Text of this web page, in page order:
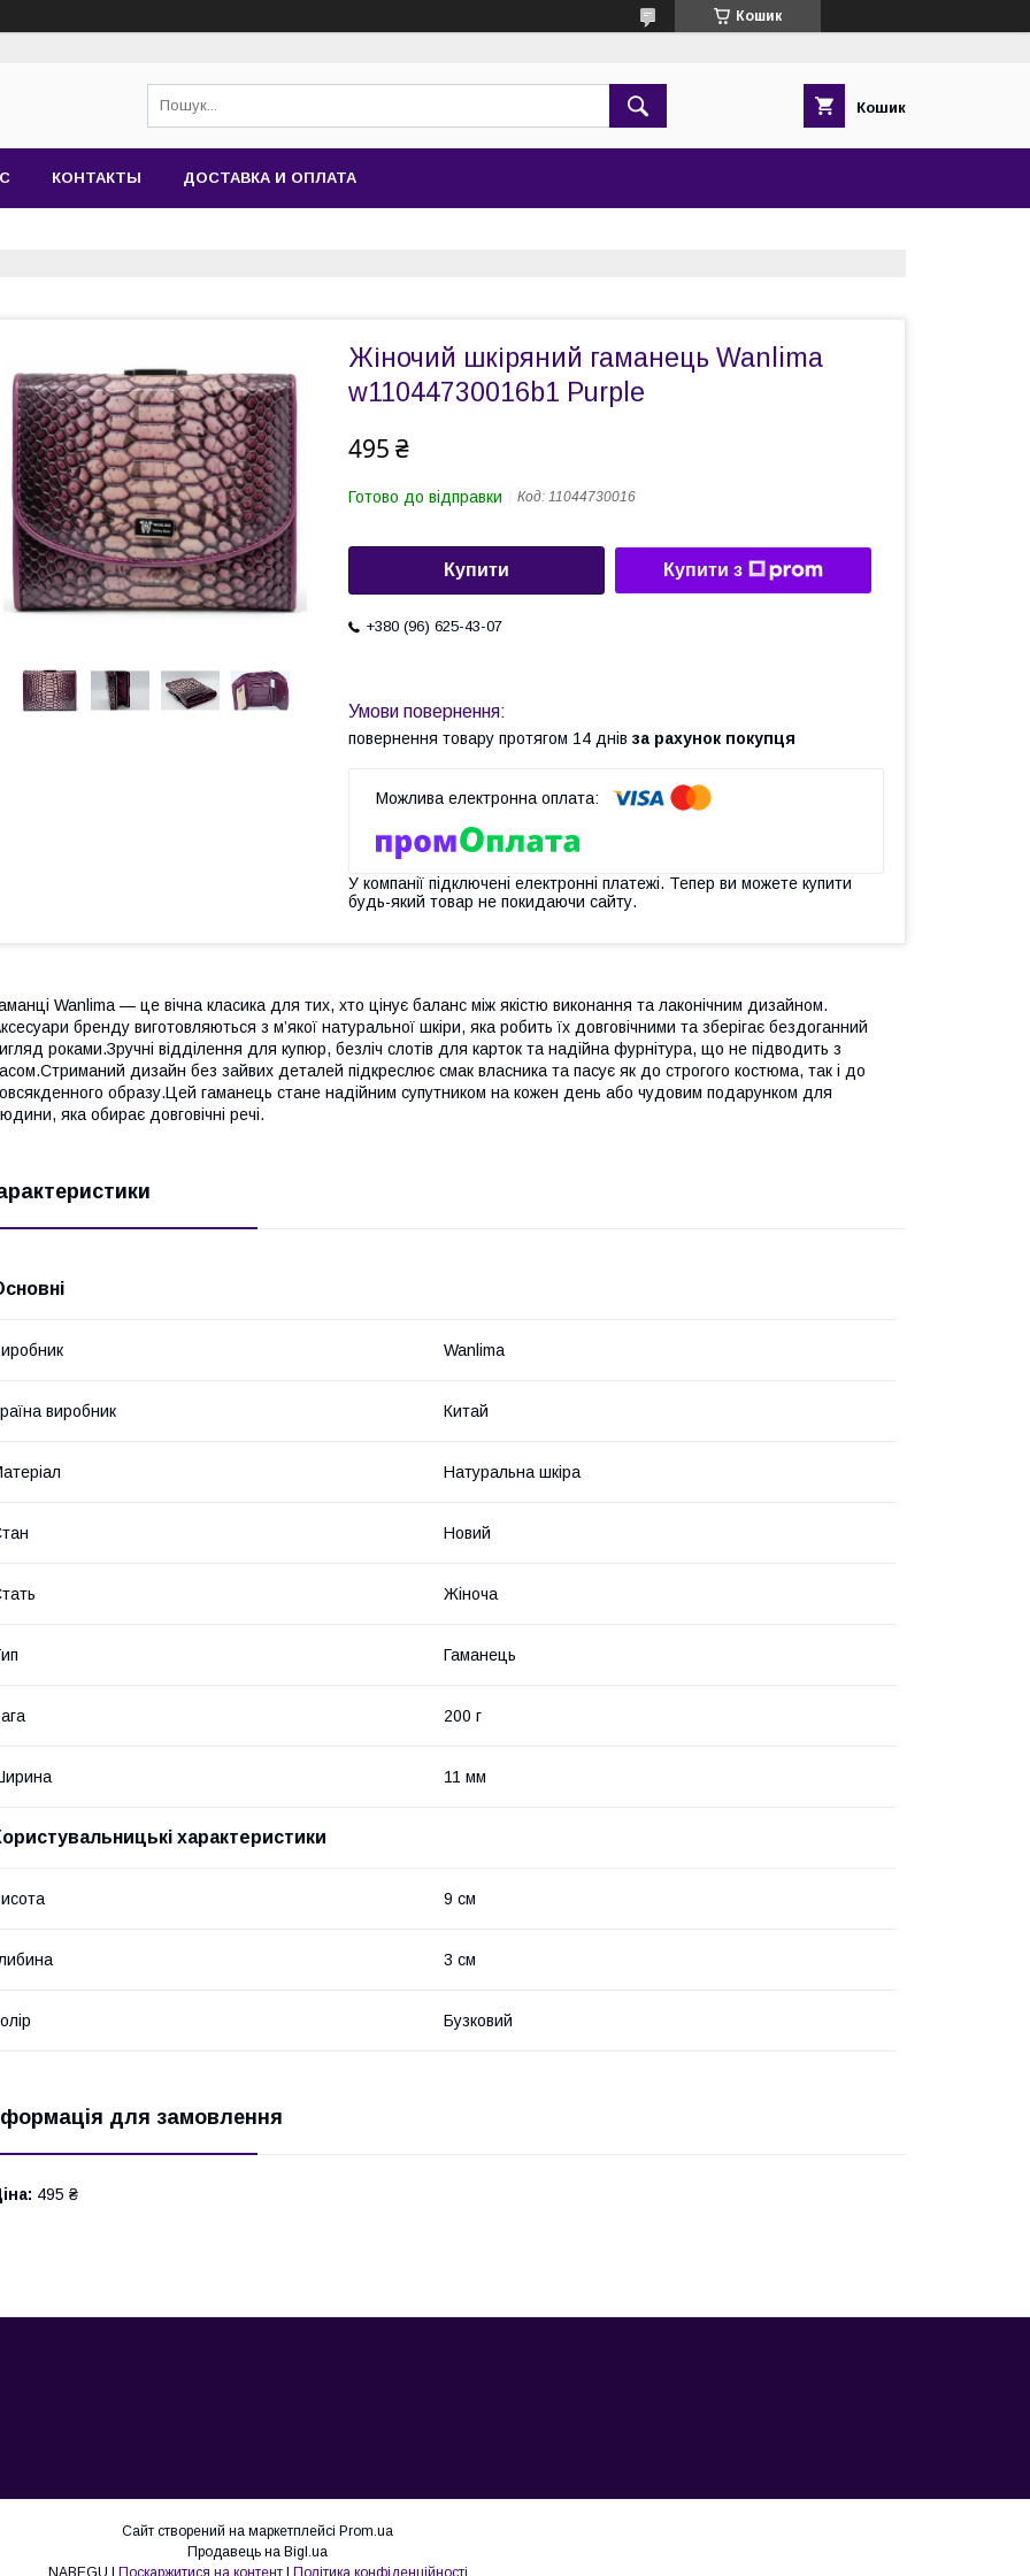
Кошик
Кошик
КОНТАКТЫ ДОСТАВКА И ОПЛАТА
Жіночий шкіряний гаманець Wanlima
w11044730016b1 Purple
495 ₴
Готово до відправки Код: 11044730016
Купити Купити з
+380 (96) 625-43-07
повернення товару протягом 14 днів за рахунок покупця
У компанії підключені електронні платежі. Тепер ви можете купити
будь-який товар не покидаючи сайту.
Wanlima — це вічна класика для тих, хто цінує баланс між якістю виконання та лаконічним дизайном.
бренду виготовляються з м’якої натуральної шкіри, яка робить їх довговічними та зберігає бездоганний
роками.Зручні відділення для купюр, безліч слотів для карток та надійна фурнітура, що не підводить з
дизайн без зайвих деталей підкреслює смак власника та пасує як до строгого костюма, так і до
образу.Цей гаманець стане надійним супутником на кожен день або чудовим подарунком для
яка обирає довговічні речі.
Wanlima
виробник Китай
Натуральна шкіра
Новий
Жіноча
Гаманець
200 г
11 мм
характеристики
9 см
3 см
Бузковий
для замовлення
495 ₴
Сайт створений на маркетплейсі Prom.ua
Продавець на Bigl.ua
NABEGU | Поскаржитися на контент | Політика конфіденційності